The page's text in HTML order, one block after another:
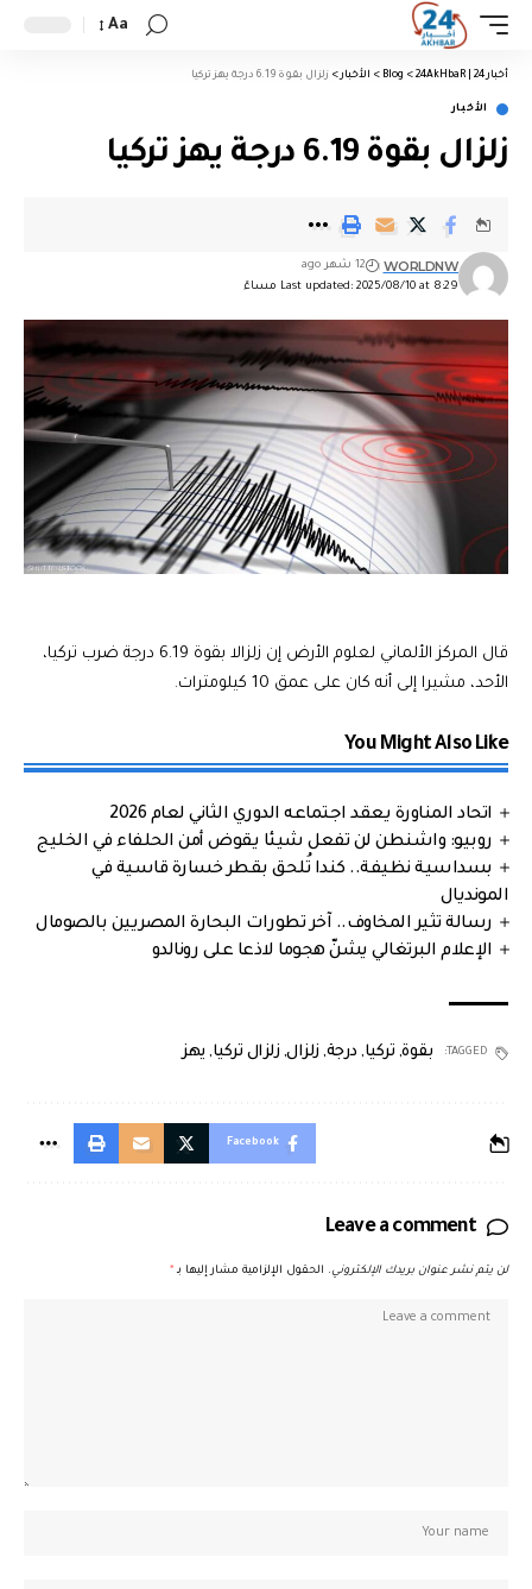
Aa
أخبار 24 | 24AkHbaR >
Blog
> الأخبار > زلزال بقوة 6.19 درجة يهز تركيا
الأخبار
زلزال بقوة 6.19 درجة يهز تركيا
Last updated: 2025/08/10 at 8:29 مساءً
WORLDNW 12 شهر ago
قال المركز الألماني لعلوم الأرض إن زلزالا بقوة 6.19 درجة ضرب تركيا،
الأحد، مشيرا إلى أنه كان على عمق 10 كيلومترات.
You Might Also Like
اتحاد المناورة يعقد اجتماعه الدوري الثاني لعام 2026
روبيو: واشنطن لن تفعل شيئا يقوض أمن الحلفاء في الخليج
بسداسية نظيفة.. كندا تُلحق بقطر خسارة قاسية في
المونديال
رسالة تثير المخاوف.. آخر تطورات البحارة المصريين بالصومال
الإعلام البرتغالي يشنّ هجوما لاذعا على رونالدو
TAGGED: بقوة, تركيا, درجة, زلزال, زلزال تركيا, يهز
Facebook
Leave a comment
لن يتم نشر عنوان بريدك الإلكتروني. الحقول الإلزامية مشار إليها بـ *